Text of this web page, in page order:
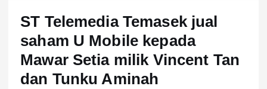
ST Telemedia Temasek jual
saham U Mobile kepada
Mawar Setia milik Vincent Tan
dan Tunku Aminah